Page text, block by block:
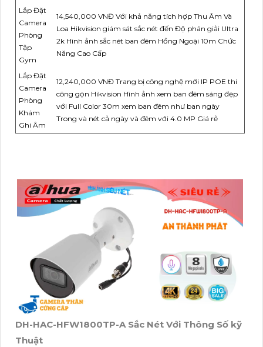
Lắp Đặt
Camera
Phòng
Tập
Gym
14,540,000 VNĐ Với khả năng tích hợp Thu Âm Và
Loa Hikvision giám sát sắc nét đến Độ phân giải Ultra
2k Hình ảnh sắc nét ban đêm Hồng Ngoại 10m Chức
Năng Cao Cấp
Lắp Đặt
Camera
Phòng
Khám
Ghi Âm
12,240,000 VNĐ Trang bị công nghệ mới IP POE thi
công gọn Hikvision Hình ảnh xem ban đêm sáng đẹp
với Full Color 30m xem ban đêm như ban ngày
Trong và nét cả ngày và đêm với 4.0 MP Giá rẻ
DH-HAC-HFW1800TP-A Sắc Nét Với Thông Số kỹ
Thuật